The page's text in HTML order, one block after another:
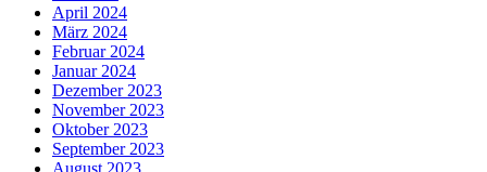
April 2024
März 2024
Februar 2024
Januar 2024
Dezember 2023
November 2023
Oktober 2023
September 2023